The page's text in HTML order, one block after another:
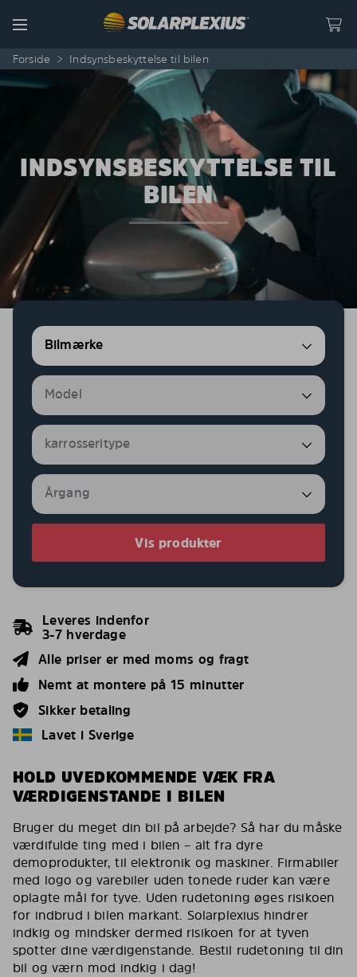
Menu
Forside > Indsynsbeskyttelse til bilen
INDSYNSBESKYTTELSE TIL
BILEN
Vis produkter
Leveres indenfor
3-7 hverdage
Alle priser er med moms og fragt
Nemt at montere på 15 minutter
Sikker betaling
Lavet i Sverige
HOLD UVEDKOMMENDE VÆK FRA
VÆRDIGENSTANDE I BILEN
Bruger du meget din bil på arbejde? Så har du måske
værdifulde ting med i bilen – alt fra dyre
demoprodukter, til elektronik og maskiner. Firmabiler
med logo og varebiler uden tonede ruder kan være
oplagte mål for tyve. Uden rudetoning øges risikoen
for indbrud i bilen markant. Solarplexius hindrer
indkig og mindsker dermed risikoen for at tyven
spotter dine værdigenstande. Bestil rudetoning til din
bil og værn mod indkig i dag!